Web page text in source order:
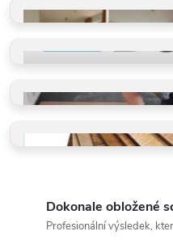
Ověřeno spokojenými
Příběhy našich klientů
Více než schody a vinyl
Takto je děláme v BUKOMĚ
Dokonale obložené
Profesionální výsledek,